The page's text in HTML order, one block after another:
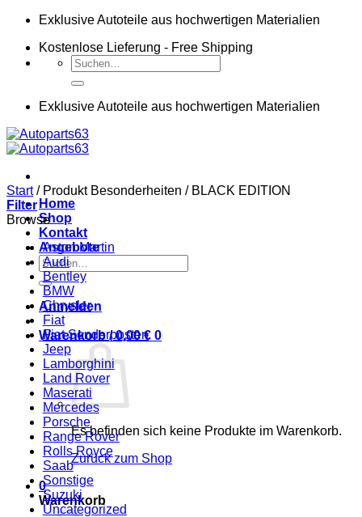
Zum
springen
Exklusive Autoteile aus hochwertigen Materialien
Kostenlose Lieferung - Free Shipping
Suchen
nach:
Exklusive Autoteile aus hochwertigen Materialien
Home
Shop
Kontakt
Angebote
Suchen
nach:
Anmelden
Warenkorb /0,00€ 0
Es befinden sich keine Produkte im Warenkorb.
Zurück zum Shop
0
Warenkorb
Start /Produkt Besonderheiten /BLACK EDITION
Filter
Browse
Aston Martin
Audi
Bentley
BMW
Chrysler
Fiat
Fiat Sonderposten
Jeep
Lamborghini
Land Rover
Maserati
Mercedes
Porsche
Range Rover
Rolls Royce
Saab
Sonstige
Suzuki
Uncategorized